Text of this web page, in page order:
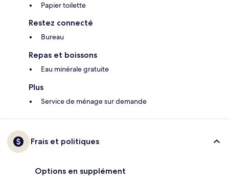
Papier toilette
Restez connecté
Bureau
Repas et boissons
Eau minérale gratuite
Plus
Service de ménage sur demande
Frais et politiques
Options en supplément